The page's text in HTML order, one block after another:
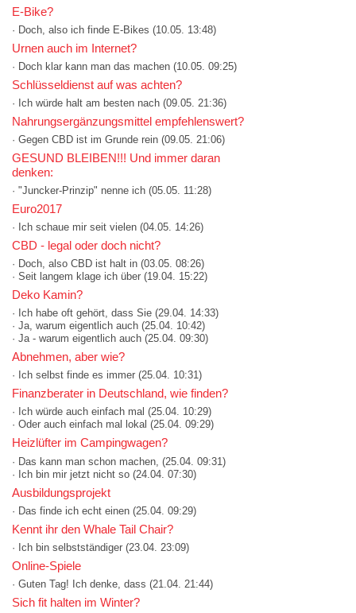
E-Bike?
· Doch, also ich finde E-Bikes (10.05. 13:48)
Urnen auch im Internet?
· Doch klar kann man das machen (10.05. 09:25)
Schlüsseldienst auf was achten?
· Ich würde halt am besten nach (09.05. 21:36)
Nahrungsergänzungsmittel empfehlenswert?
· Gegen CBD ist im Grunde rein (09.05. 21:06)
GESUND BLEIBEN!!! Und immer daran
denken:
· "Juncker-Prinzip" nenne ich (05.05. 11:28)
Euro2017
· Ich schaue mir seit vielen (04.05. 14:26)
CBD - legal oder doch nicht?
· Doch, also CBD ist halt in (03.05. 08:26)
· Seit langem klage ich über (19.04. 15:22)
Deko Kamin?
· Ich habe oft gehört, dass Sie (29.04. 14:33)
· Ja, warum eigentlich auch (25.04. 10:42)
· Ja - warum eigentlich auch (25.04. 09:30)
Abnehmen, aber wie?
· Ich selbst finde es immer (25.04. 10:31)
Finanzberater in Deutschland, wie finden?
· Ich würde auch einfach mal (25.04. 10:29)
· Oder auch einfach mal lokal (25.04. 09:29)
Heizlüfter im Campingwagen?
· Das kann man schon machen, (25.04. 09:31)
· Ich bin mir jetzt nicht so (24.04. 07:30)
Ausbildungsprojekt
· Das finde ich echt einen (25.04. 09:29)
Kennt ihr den Whale Tail Chair?
· Ich bin selbstständiger (23.04. 23:09)
Online-Spiele
· Guten Tag! Ich denke, dass (21.04. 21:44)
Sich fit halten im Winter?